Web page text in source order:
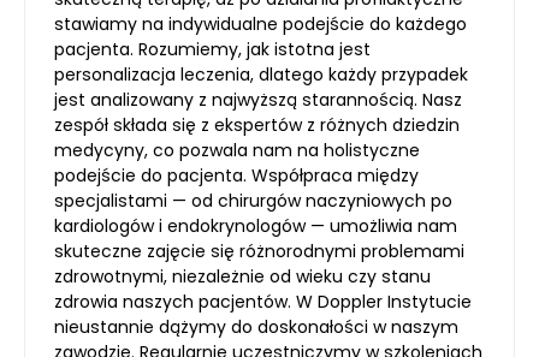
stawiamy na indywidualne podejście do każdego
pacjenta. Rozumiemy, jak istotna jest
personalizacja leczenia, dlatego każdy przypadek
jest analizowany z najwyższą starannością. Nasz
zespół składa się z ekspertów z różnych dziedzin
medycyny, co pozwala nam na holistyczne
podejście do pacjenta. Współpraca między
specjalistami — od chirurgów naczyniowych po
kardiologów i endokrynologów — umożliwia nam
skuteczne zajęcie się różnorodnymi problemami
zdrowotnymi, niezależnie od wieku czy stanu
zdrowia naszych pacjentów. W Doppler Instytucie
nieustannie dążymy do doskonałości w naszym
zawodzie. Regularnie uczestniczymy w szkoleniach